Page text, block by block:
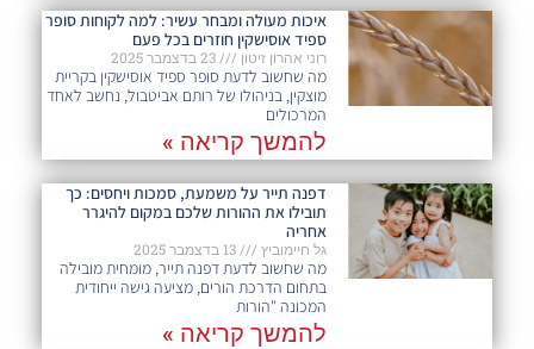
איכות מעולה ומבחר עשיר: למה לקוחות סופר
ספיד אוסישקין חוזרים בכל פעם​
רוני אהרון זיטון
מה שחשוב לדעת סופר ספיד אוסישקין בקריית
מוצקין, בניהולו של רותם אביטבול, נחשב לאחד
המרכולים
להמשך קריאה »
דפנה תייר על משמעת, סמכות ויחסים: כך
תובילו את ההורות שלכם במקום להיגרר
אחריה
גל חיימוביץ
מה שחשוב לדעת דפנה תייר, מומחית מובילה
בתחום הדרכת הורים, מציעה גישה ייחודית
המכונה "הורות
להמשך קריאה »